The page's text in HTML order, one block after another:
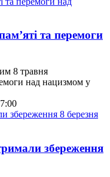
та перемоги
8 травня
над нацизмом у
збереження